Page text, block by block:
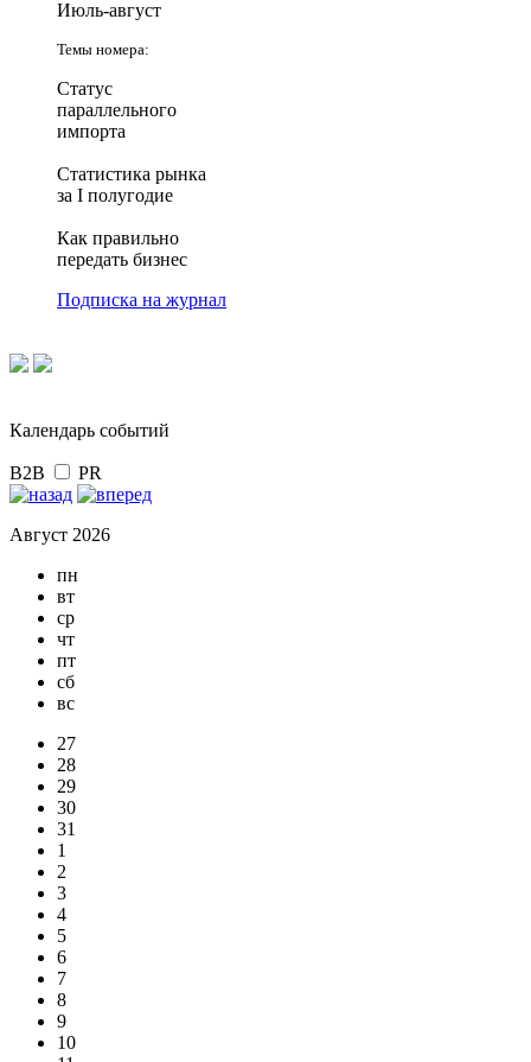
Июль-август
Темы номера:
Статус
параллельного
импорта
Статистика рынка
за I полугодие
Как правильно
передать бизнес
Подписка на журнал
Календарь событий
B2B PR
Август 2026
пн
вт
ср
чт
пт
сб
вс
27
28
29
30
31
1
2
3
4
5
6
7
8
9
10